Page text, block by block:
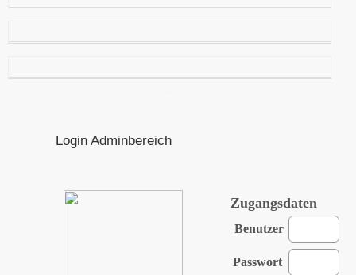
Login Adminbereich
Zugangsdaten
Benutzer
Passwort